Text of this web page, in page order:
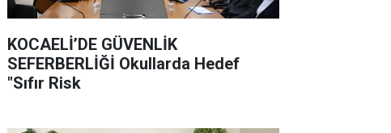
KOCAELİ’DE GÜVENLİK
SEFERBERLİĞİ Okullarda Hedef
"Sıfır Risk